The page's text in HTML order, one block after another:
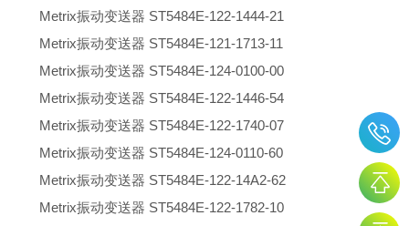
Metrix振动变送器 ST5484E-122-1444-21
Metrix振动变送器 ST5484E-121-1713-11
Metrix振动变送器 ST5484E-124-0100-00
Metrix振动变送器 ST5484E-122-1446-54
Metrix振动变送器 ST5484E-122-1740-07
Metrix振动变送器 ST5484E-124-0110-60
Metrix振动变送器 ST5484E-122-14A2-62
Metrix振动变送器 ST5484E-122-1782-10